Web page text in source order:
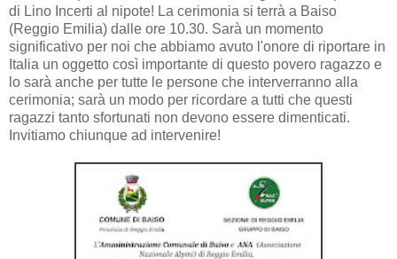
di Lino Incerti al nipote! La cerimonia si terrà a Baiso
(Reggio Emilia) dalle ore 10.30. Sarà un momento
significativo per noi che abbiamo avuto l'onore di riportare in
Italia un oggetto così importante di questo povero ragazzo e
lo sarà anche per tutte le persone che interverranno alla
cerimonia; sarà un modo per ricordare a tutti che questi
ragazzi tanto sfortunati non devono essere dimenticati.
Invitiamo chiunque ad intervenire!